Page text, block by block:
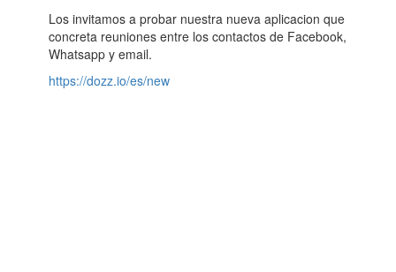
Los invitamos a probar nuestra nueva aplicacion que
concreta reuniones entre los contactos de Facebook,
Whatsapp y email.
https://dozz.io/es/new